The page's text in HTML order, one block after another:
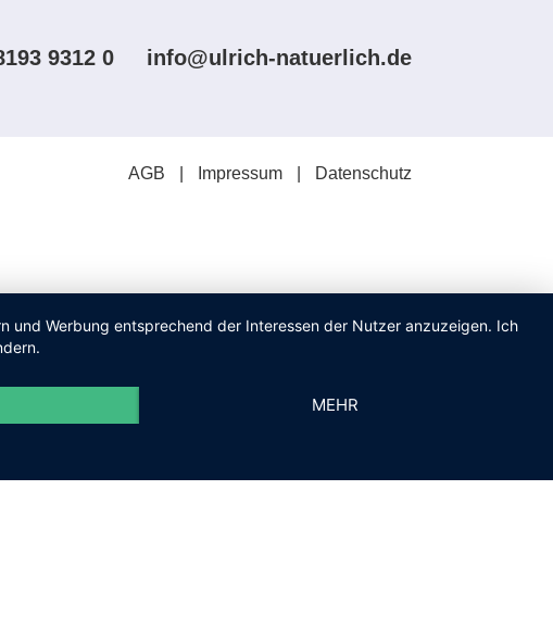
9312 0 info@ulrich-natuerlich.de
AGB Impressum Datenschutz
und Werbung entsprechend der Interessen der Nutzer anzuzeigen. Ich
MEHR